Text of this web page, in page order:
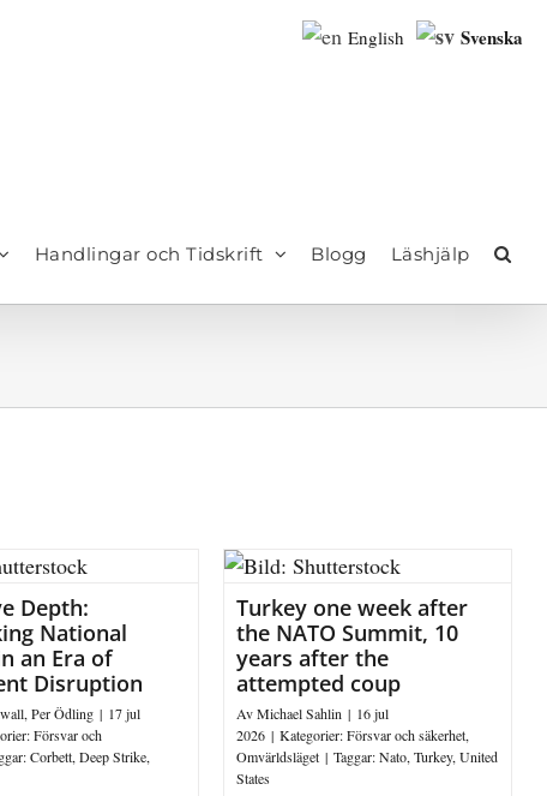
Handlingar och Tidskrift Blogg Läshjälp
Depth:
National
an Era of
Disruption
, Per Ödling | 17 jul
Försvar och
Corbett, Deep Strike,
Turkey one week after
the NATO Summit, 10
years after the
attempted coup
AvMichael Sahlin | 16 jul
2026 | Kategorier:Försvar och säkerhet,
Omvärldsläget | Taggar:Nato, Turkey, United
States
English Svenska